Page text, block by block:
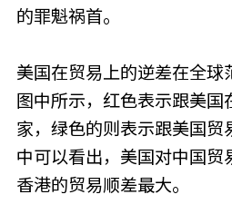
的罪魁祸首。
美国在贸易上的逆差在全球
图中所示，红色表示跟美国
家，绿色的则表示跟美国贸
中可以看出，美国对中国贸
香港的贸易顺差最大。